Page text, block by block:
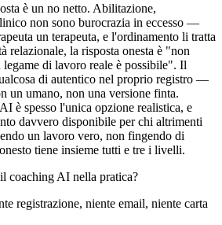
è un no netto. Abilitazione,
non sono burocrazia in eccesso —
un terapeuta, e l'ordinamento li tratta
relazionale, la risposta onesta è "non
legame di lavoro reale è possibile". Il
di autentico nel proprio registro —
un umano, non una versione finta.
è spesso l'unica opzione realistica, e
davvero disponibile per chi altrimenti
un lavoro vero, non fingendo di
tiene insieme tutti e tre i livelli.
coaching AI nella pratica?
registrazione, niente email, niente carta